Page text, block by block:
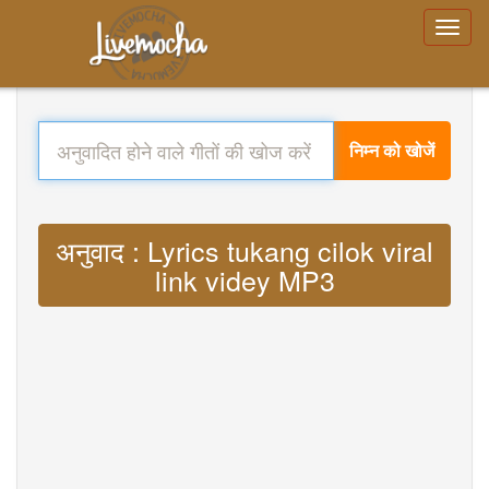
निम्न को खोजें
अनुवाद : Lyrics tukang cilok viral
link videy MP3